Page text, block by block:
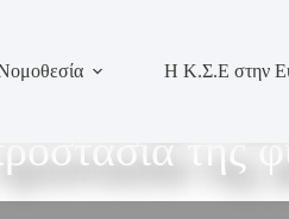
Η Κ.Σ.Ε στην
κόσμο της
της